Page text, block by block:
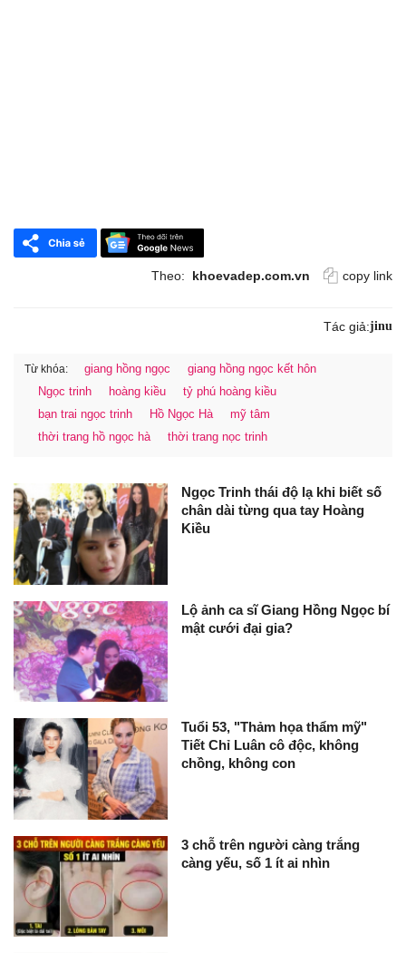
Theo: khoevadep.com.vn copy link
Tác giả:jinu
Từ khóa: giang hồng ngọc
giang hồng ngọc kết hôn
Ngọc trinh
hoàng kiều
tỷ phú hoàng kiều
bạn trai ngọc trinh
Hồ Ngọc Hà
mỹ tâm
thời trang hồ ngọc hà
thời trang nọc trinh
Ngọc Trinh thái độ lạ khi biết số
chân dài từng qua tay Hoàng
Kiều
Lộ ảnh ca sĩ Giang Hồng Ngọc bí
mật cưới đại gia?
Tuổi 53, "Thảm họa thẩm mỹ"
Tiết Chỉ Luân cô độc, không
chồng, không con
3 chỗ trên người càng trắng
càng yếu, số 1 ít ai nhìn